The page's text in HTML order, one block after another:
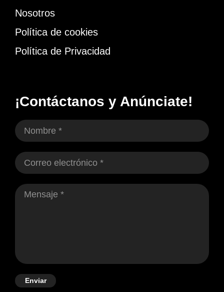
Nosotros
Política de cookies
Política de Privacidad
¡Contáctanos y Anúnciate!
Enviar